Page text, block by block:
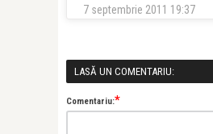
7 septembrie 2011 19:37
LASĂ UN COMENTARIU:
Comentariu:*